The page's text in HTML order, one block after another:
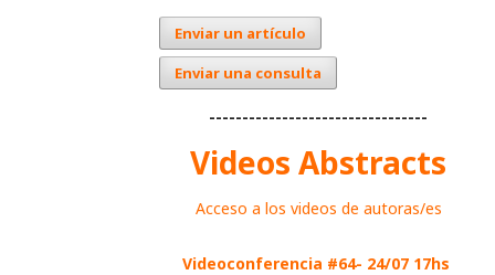
Enviar un artículo
Enviar una consulta
---------------------------------
Videos Abstracts
Acceso a los videos de autoras/es
Videoconferencia #64- 24/07 17hs